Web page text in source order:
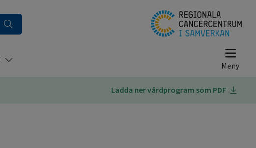
Ladda ner vårdprogram som PDF